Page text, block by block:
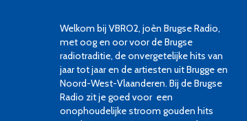
Welkom bij VBRO2, joèn Brugse Radio,
met oog en oor voor de Brugse
radiotraditie, de onvergetelijke hits van
jaar tot jaar en de artiesten uit Brugge en
Noord-West-Vlaanderen. Bij de Brugse
Radio zit je goed voor een
onophoudelijke stroom gouden hits